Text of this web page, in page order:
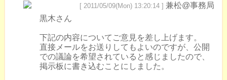
[ 2011/05/09(Mon) 13:20:14 ] 兼松@事務局
黒木さん
下記の内容についてご意見を差し上げます。
直接メールをお送りしてもよいのですが、公開
での議論を希望されていると感じましたので、
掲示板に書き込むことにしました。